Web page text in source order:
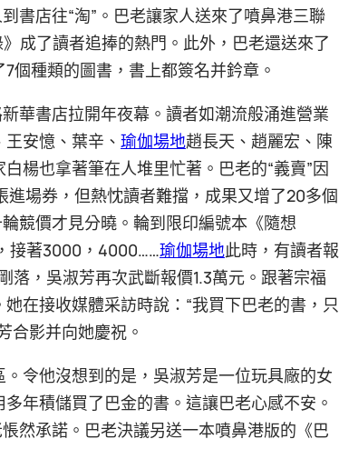
書店往“淘”。巴老讓家人送來了噴鼻港三聯
成了讀者追捧的熱門。此外，巴老還送來了
個種類的圖書，書上都簽名并鈐章。
華書店拉開年夜幕。讀者如潮流般涌進營業
安憶、葉辛、 瑜伽場地趙長天、趙麗宏、陳
楊也拿著筆在人堆里忙著。巴老的“義賣”因
場券，但熱忱讀者難擋，成果又增了20多個
競價才見分曉。輪到限印編號本《隨想
接著3000，4000……瑜伽場地此時，有讀者報
落，吳淑芳再次武斷報價1.3萬元。跟著宗福
在接收媒體采訪時說：“我買下巴老的書，只
合影并向她慶祝。
令他沒想到的是，吳淑芳是一位玩具廠的女
年積儲買了巴金的書。這讓巴老心感不安。
然承諾。巴老決議另送一本噴鼻港版的《巴